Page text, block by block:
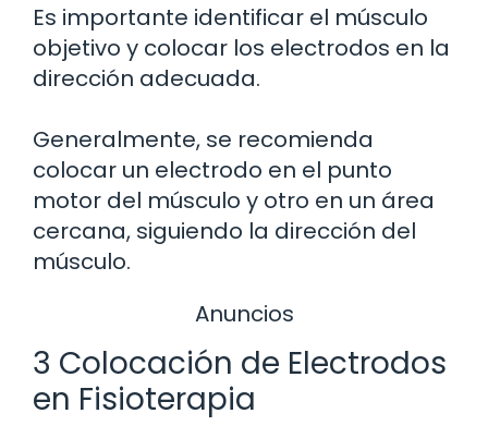
Es importante identificar el músculo
objetivo y colocar los electrodos en la
dirección adecuada.
Generalmente, se recomienda
colocar un electrodo en el punto
motor del músculo y otro en un área
cercana, siguiendo la dirección del
músculo.
Anuncios
3 Colocación de Electrodos
en Fisioterapia